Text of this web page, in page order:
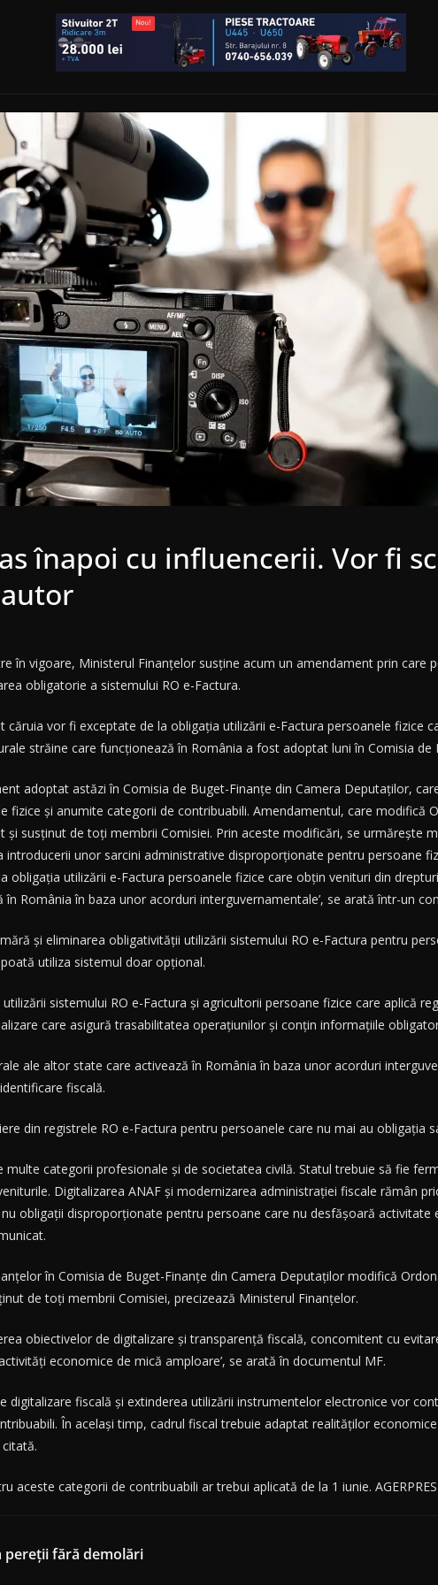
înapoi cu influencerii. Vor fi
în vigoare, Ministerul Finanțelor susține acum un amendament prin care
obligatorie a sistemului RO e-Factura.
vor fi exceptate de la obligația utilizării e-Factura persoanele fizice
străine care funcționează în România a fost adoptat luni în Comisia
adoptat astăzi în Comisia de Buget-Finanțe din Camera Deputaților,
fizice și anumite categorii de contribuabili. Amendamentul, care modifică
și susținut de toți membrii Comisiei. Prin aceste modificări, se urmărește
unor sarcini administrative disproporționate pentru persoane
obligația utilizării e-Factura persoanele fizice care obțin venituri din
România în baza unor acorduri interguvernamentale’, se arată într-un
și eliminarea obligativității utilizării sistemului RO e-Factura pentru
utiliza sistemul doar opțional.
sistemului RO e-Factura și agricultorii persoane fizice care aplică
care asigură trasabilitatea operațiunilor și conțin informațiile
ale altor state care activează în România în baza unor acorduri
fiscală.
din registrele RO e-Factura pentru persoanele care nu mai au obligația
categorii profesionale și de societatea civilă. Statul trebuie să fie
Digitalizarea ANAF și modernizarea administrației fiscale rămân
obligații disproporționate pentru persoane care nu desfășoară activitate
în Comisia de Buget-Finanțe din Camera Deputaților modifică
de toți membrii Comisiei, precizează Ministerul Finanțelor.
obiectivelor de digitalizare și transparență fiscală, concomitent cu
economice de mică amploare’, se arată în documentul MF.
digitalizare fiscală și extinderea utilizării instrumentelor electronice vor
În același timp, cadrul fiscal trebuie adaptat realităților
aceste categorii de contribuabili ar trebui aplicată de la 1 iunie. AGERPRES
pereții fără demolări